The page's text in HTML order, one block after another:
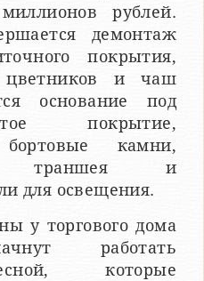
рублей.
демонтаж
покрытия,
цветников и чаш
основание под
покрытие,
бортовые камни,
траншея и
для освещения.
у торгового дома
работать
которые